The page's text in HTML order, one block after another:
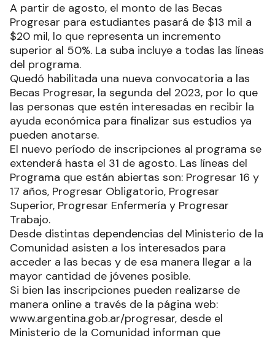
A partir de agosto, el monto de las Becas
Progresar para estudiantes pasará de $13 mil a
$20 mil, lo que representa un incremento
superior al 50%. La suba incluye a todas las líneas
del programa.
Quedó habilitada una nueva convocatoria a las
Becas Progresar, la segunda del 2023, por lo que
las personas que estén interesadas en recibir la
ayuda económica para finalizar sus estudios ya
pueden anotarse.
El nuevo período de inscripciones al programa se
extenderá hasta el 31 de agosto. Las líneas del
Programa que están abiertas son: Progresar 16 y
17 años, Progresar Obligatorio, Progresar
Superior, Progresar Enfermería y Progresar
Trabajo.
Desde distintas dependencias del Ministerio de la
Comunidad asisten a los interesados para
acceder a las becas y de esa manera llegar a la
mayor cantidad de jóvenes posible.
Si bien las inscripciones pueden realizarse de
manera online a través de la página web:
www.argentina.gob.ar/progresar, desde el
Ministerio de la Comunidad informan que